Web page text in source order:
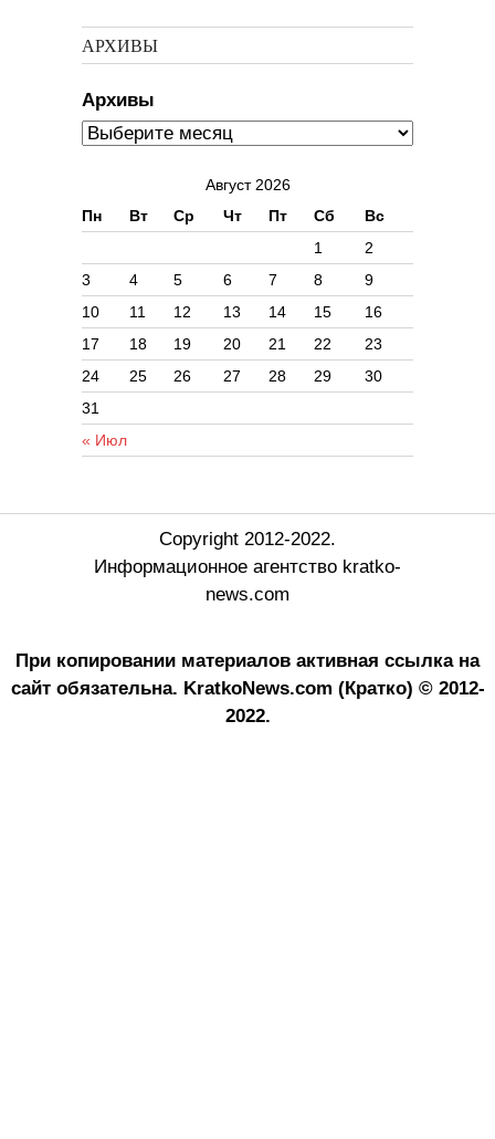
АРХИВЫ
Архивы
Август 2026
Пн
Вт Ср Чт Пт Сб Вс
« Июл
1
2
3
4 5 6 7 8
9
10
11 12 13 14 15
16
17
18 19 20 21 22
23
24
25 26 27 28 29
30
31
Copyright 2012-2022.
Информационное агентство kratko-
news.com
При копировании материалов активная ссылка на
сайт обязательна. KratkoNews.com (Кратко) © 2012-
2022.